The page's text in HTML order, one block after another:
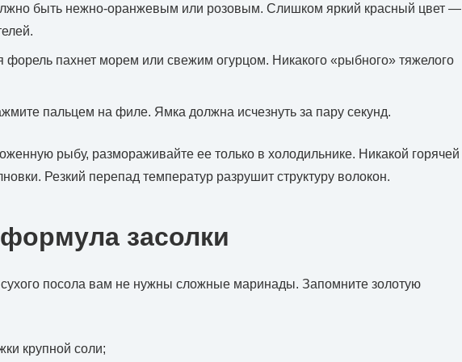
быть нежно-оранжевым или розовым. Слишком яркий красный цвет —
форель пахнет морем или свежим огурцом. Никакого «рыбного» тяжелого
пальцем на филе. Ямка должна исчезнуть за пару секунд.
рыбу, размораживайте ее только в холодильнике. Никакой горячей
Резкий перепад температур разрушит структуру волокон.
засолки
сухого посола вам не нужны сложные маринады. Запомните золотую
крупной соли;